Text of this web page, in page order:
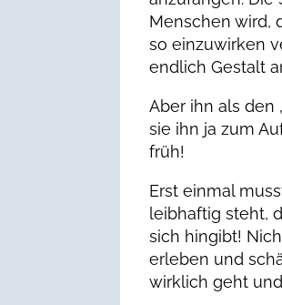
Menschen wird,
so einzuwirken
endlich Gestalt
Aber ihn als den
sie ihn ja zum
früh!
Erst einmal
leibhaftig steht,
sich hingibt!
erleben und
wirklich geht